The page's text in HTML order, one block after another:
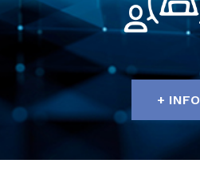
+ INFO